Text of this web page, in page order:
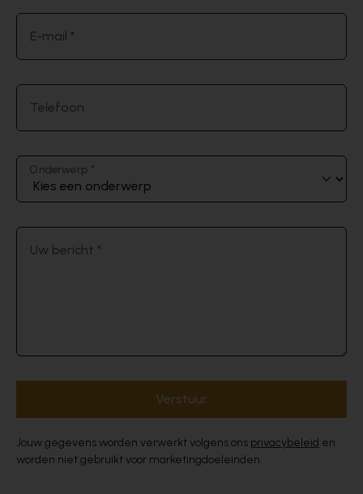
E-mail *
Telefoon
Onderwerp *
Uw bericht *
Verstuur
Jouw gegevens worden verwerkt volgens ons privacybeleid en
worden niet gebruikt voor marketingdoeleinden.